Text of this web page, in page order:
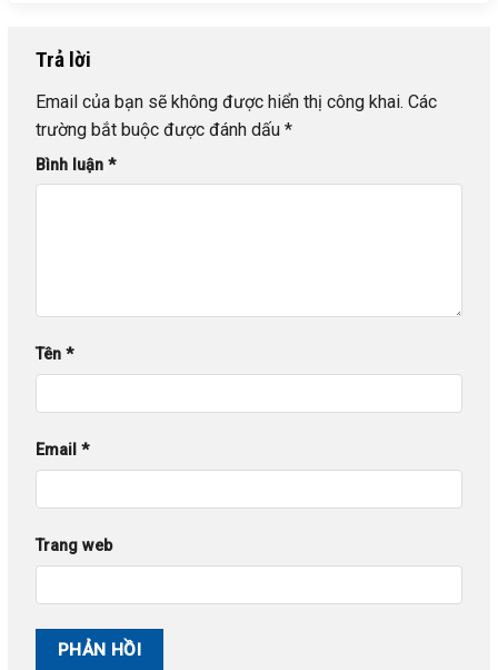
Trả lời
Email của bạn sẽ không được hiển thị công khai. Các
trường bắt buộc được đánh dấu *
Bình luận *
Tên *
Email *
Trang web